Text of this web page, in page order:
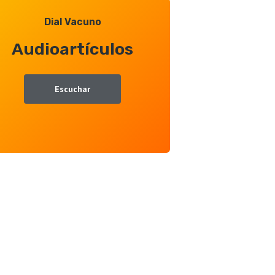
Dial Vacuno
Audioartículos
Escuchar